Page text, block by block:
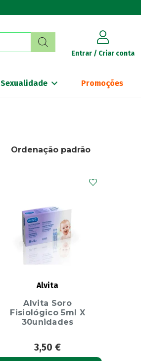
Entrar / Criar conta
Sexualidade Promoções
Alvita
Alvita Soro
Fisiológico 5ml X
30unidades
3,50€